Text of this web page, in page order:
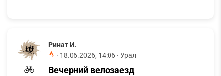
Ринат И.
· 18.06.2026, 14:06 · Урал
Вечерний велозаезд